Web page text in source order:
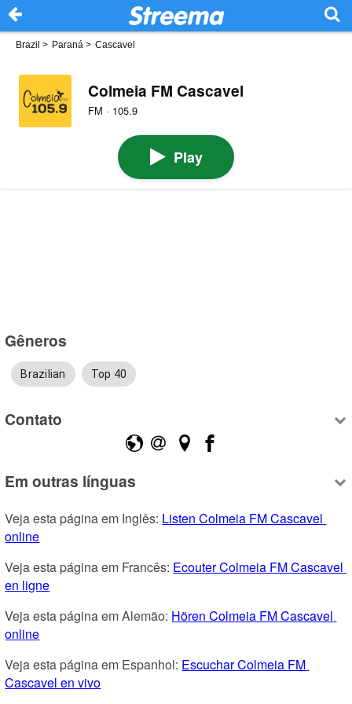
Brazil > Paraná > Cascavel
Colmeia FM Cascavel
FM · 105.9
Play
Gêneros
Brazilian Top 40
Contato
Em outras línguas
Veja esta página em Inglês: Listen Colmeia FM Cascavel
online
Veja esta página em Francês: Ecouter Colmeia FM Cascavel
en ligne
Veja esta página em Alemão: Hören Colmeia FM Cascavel
online
Veja esta página em Espanhol: Escuchar Colmeia FM
Cascavel en vivo